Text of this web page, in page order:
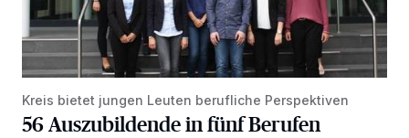
Kreis bietet jungen Leuten berufliche Perspektiven
56 Auszubildende in fünf Berufen